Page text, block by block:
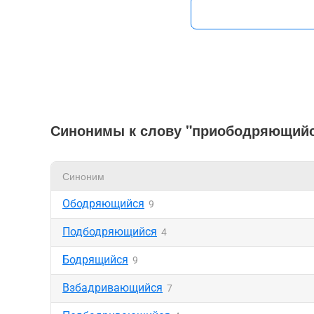
Синонимы к слову
Синоним
Ободряющийся 9
Подбодряющийся 4
Бодрящийся 9
Взбадривающийся 7